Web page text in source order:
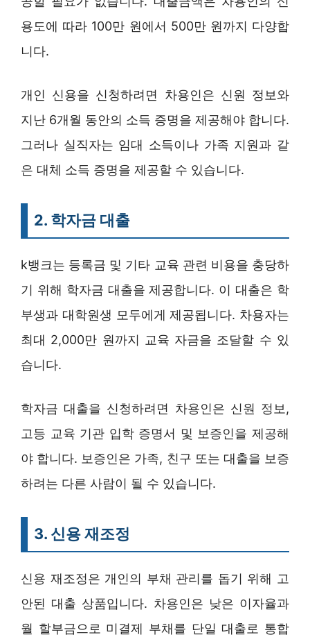
용도에 따라 100만 원에서 500만 원까지 다양합
니다.
개인 신용을 신청하려면 차용인은 신원 정보와
지난 6개월 동안의 소득 증명을 제공해야 합니다.
그러나 실직자는 임대 소득이나 가족 지원과 같
은 대체 소득 증명을 제공할 수 있습니다.
2. 학자금 대출
k뱅크는 등록금 및 기타 교육 관련 비용을 충당하
기 위해 학자금 대출을 제공합니다. 이 대출은 학
부생과 대학원생 모두에게 제공됩니다. 차용자는
최대 2,000만 원까지 교육 자금을 조달할 수 있
습니다.
학자금 대출을 신청하려면 차용인은 신원 정보,
고등 교육 기관 입학 증명서 및 보증인을 제공해
야 합니다. 보증인은 가족, 친구 또는 대출을 보증
하려는 다른 사람이 될 수 있습니다.
3. 신용 재조정
신용 재조정은 개인의 부채 관리를 돕기 위해 고
안된 대출 상품입니다. 차용인은 낮은 이자율과
월 할부금으로 미결제 부채를 단일 대출로 통합